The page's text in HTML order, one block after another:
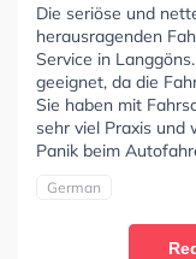
Die seriöse und
herausragenden
Service in
geeignet, da die
Sie haben mit
sehr viel Praxis und
Panik beim
German